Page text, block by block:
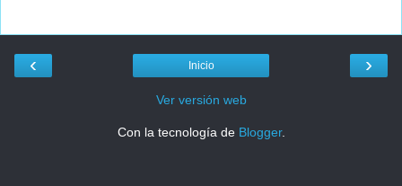
‹ ›
Inicio
Ver versión web
Con la tecnología de Blogger.